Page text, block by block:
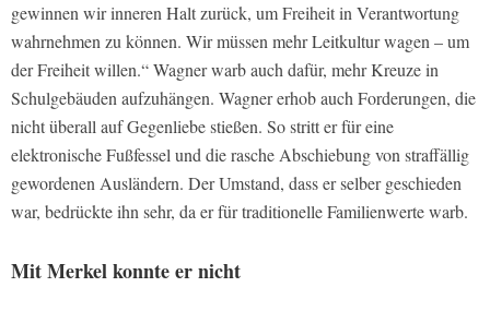
gewinnen wir inneren Halt zurück, um Freiheit in Verantwortung
wahrnehmen zu können. Wir müssen mehr Leitkultur wagen – um
der Freiheit willen.“ Wagner warb auch dafür, mehr Kreuze in
Schulgebäuden aufzuhängen. Wagner erhob auch Forderungen, die
nicht überall auf Gegenliebe stießen. So stritt er für eine
elektronische Fußfessel und die rasche Abschiebung von straffällig
gewordenen Ausländern. Der Umstand, dass er selber geschieden
war, bedrückte ihn sehr, da er für traditionelle Familienwerte warb.
Mit Merkel konnte er nicht